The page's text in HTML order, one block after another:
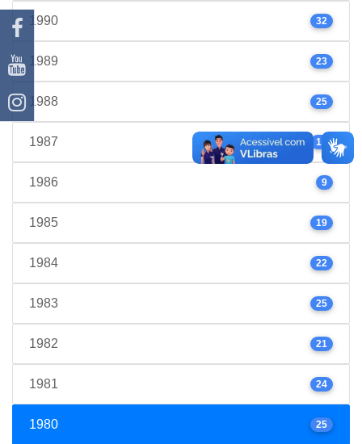
1990 32
1989 23
1988 25
1987 17
1986 9
1985 19
1984 22
1983 25
1982 21
1981 24
1980 25